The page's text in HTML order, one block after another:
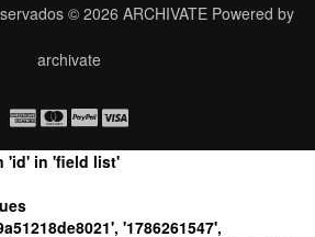
© 2026 ARCHIVATEPowered by
archivate
'id' in 'field list'
'1786261547',